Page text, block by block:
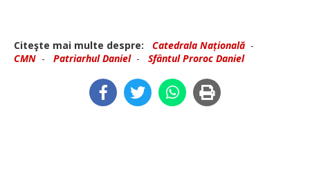
Citeşte mai multe despre: Catedrala Națională -
CMN - Patriarhul Daniel- Sfântul Proroc Daniel